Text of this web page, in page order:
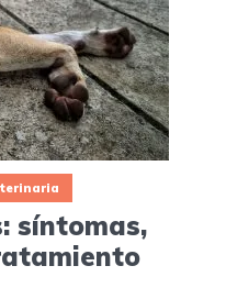
síntomas,